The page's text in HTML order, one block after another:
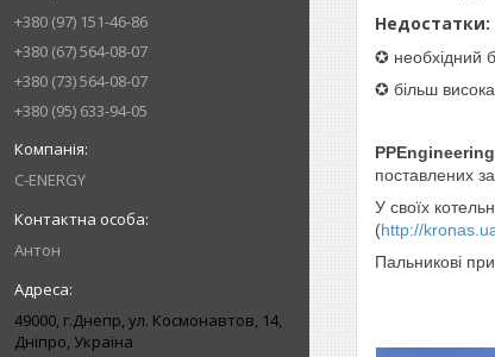
+380 (97) 151-46-86
+380 (67) 564-08-07
+380 (73) 564-08-07
+380 (95) 633-94-05
C-ENERGY
Антон
49000, г.Днепр, ул. Космонавтов, 14,
Дніпро, Україна
Недостатки:
✪ необхідний
✪ більш
поставлених
У своїх
(http://
Пальникові